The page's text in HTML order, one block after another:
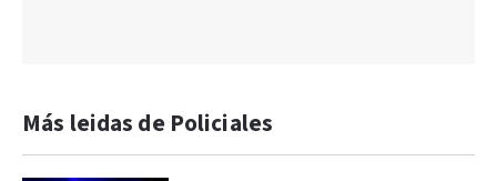
Más leidas de Policiales